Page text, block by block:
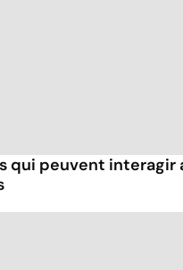
qui peuvent interagir